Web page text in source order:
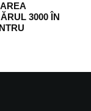
3000 ÎN